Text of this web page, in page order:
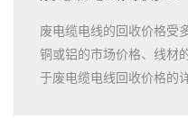
废电缆电线的回收价格受
铜或铝的市场价格、线材
于废电缆电线回收价格的